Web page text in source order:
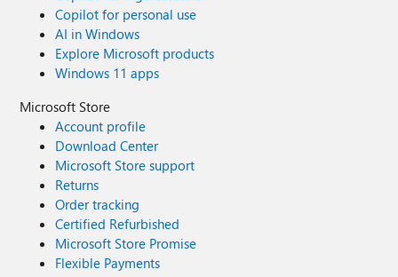
Copilot for personal use
AI in Windows
Explore Microsoft products
Windows 11 apps
Microsoft Store
Account profile
Download Center
Microsoft Store support
Returns
Order tracking
Certified Refurbished
Microsoft Store Promise
Flexible Payments